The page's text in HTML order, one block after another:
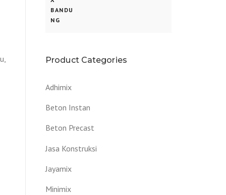
Product Categories
Adhimix
Beton Instan
Beton Precast
Jasa Konstruksi
Jayamix
Minimix